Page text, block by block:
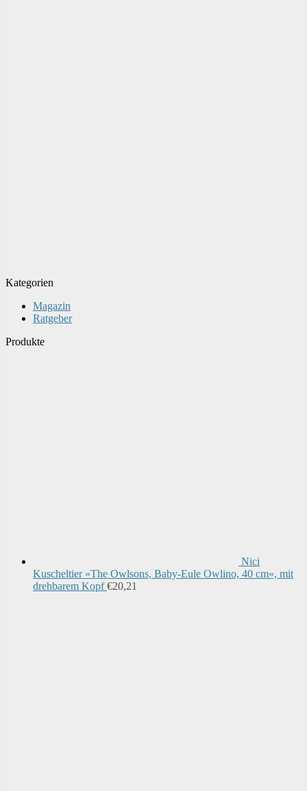
Kategorien
Magazin
Ratgeber
Produkte
Nici
Kuscheltier »The Owlsons, Baby-Eule Owlino, 40 cm«, mit
drehbarem Kopf €20,21